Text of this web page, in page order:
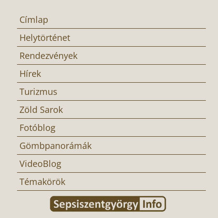
Címlap
Helytörténet
Rendezvények
Hírek
Turizmus
Zöld Sarok
Fotóblog
Gömbpanorámák
VideoBlog
Témakörök